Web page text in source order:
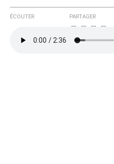
ÉCOUTER PARTAGER